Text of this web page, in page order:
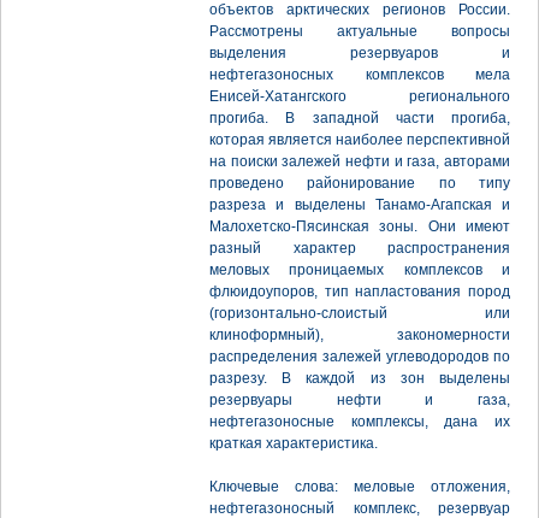
объектов арктических регионов России.
Рассмотрены актуальные вопросы
выделения резервуаров и
нефтегазоносных комплексов мела
Енисей-Хатангского регионального
прогиба. В западной части прогиба,
которая является наиболее перспективной
на поиски залежей нефти и газа, авторами
проведено районирование по типу
разреза и выделены Танамо-Агапская и
Малохетско-Пясинская зоны. Они имеют
разный характер распространения
меловых проницаемых комплексов и
флюидоупоров, тип напластования пород
(горизонтально-слоистый или
клиноформный), закономерности
распределения залежей углеводородов по
разрезу. В каждой из зон выделены
резервуары нефти и газа,
нефтегазоносные комплексы, дана их
краткая характеристика.
Ключевые слова: меловые отложения,
нефтегазоносный комплекс, резервуар